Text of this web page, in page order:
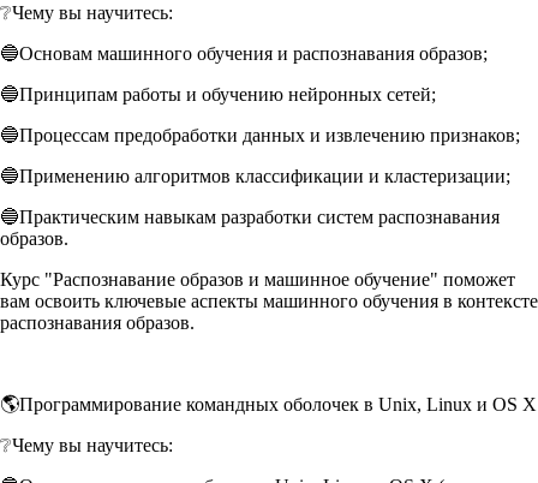
❔Чему вы научитесь:
🔵Основам машинного обучения и распознавания образов;
🔵Принципам работы и обучению нейронных сетей;
🔵Процессам предобработки данных и извлечению признаков;
🔵Применению алгоритмов классификации и кластеризации;
🔵Практическим навыкам разработки систем распознавания
образов.
Курс "Распознавание образов и машинное обучение" поможет
вам освоить ключевые аспекты машинного обучения в контексте
распознавания образов.
🌎Программирование командных оболочек в Unix, Linux и OS X
❔Чему вы научитесь: